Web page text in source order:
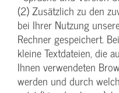
(2) Zusätzlich zu den
bei Ihrer Nutzung
Rechner gespeichert.
kleine Textdateien, die
Ihnen verwendeten
werden und durch